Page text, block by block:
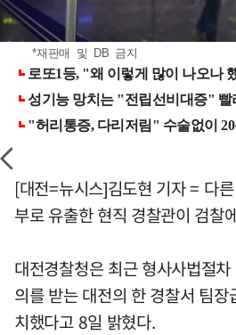
*재판매 및 DB 금지
[대전=뉴시스]김도현 기자 = 다
부로 유출한 현직 경찰관이 검찰
대전경찰청은 최근 형사사법절
의를 받는 대전의 한 경찰서 팀
치했다고 8일 밝혔다.